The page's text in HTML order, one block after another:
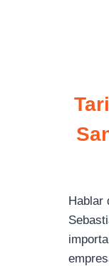
Hablar